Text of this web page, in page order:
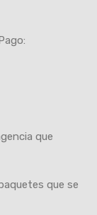
que
que se